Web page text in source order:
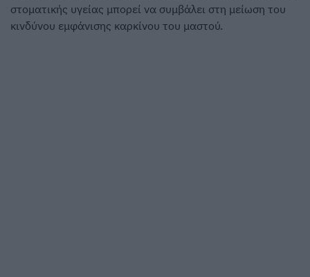
στοματικής υγείας μπορεί να συμβάλει στη μείωση του
κινδύνου εμφάνισης καρκίνου του μαστού.